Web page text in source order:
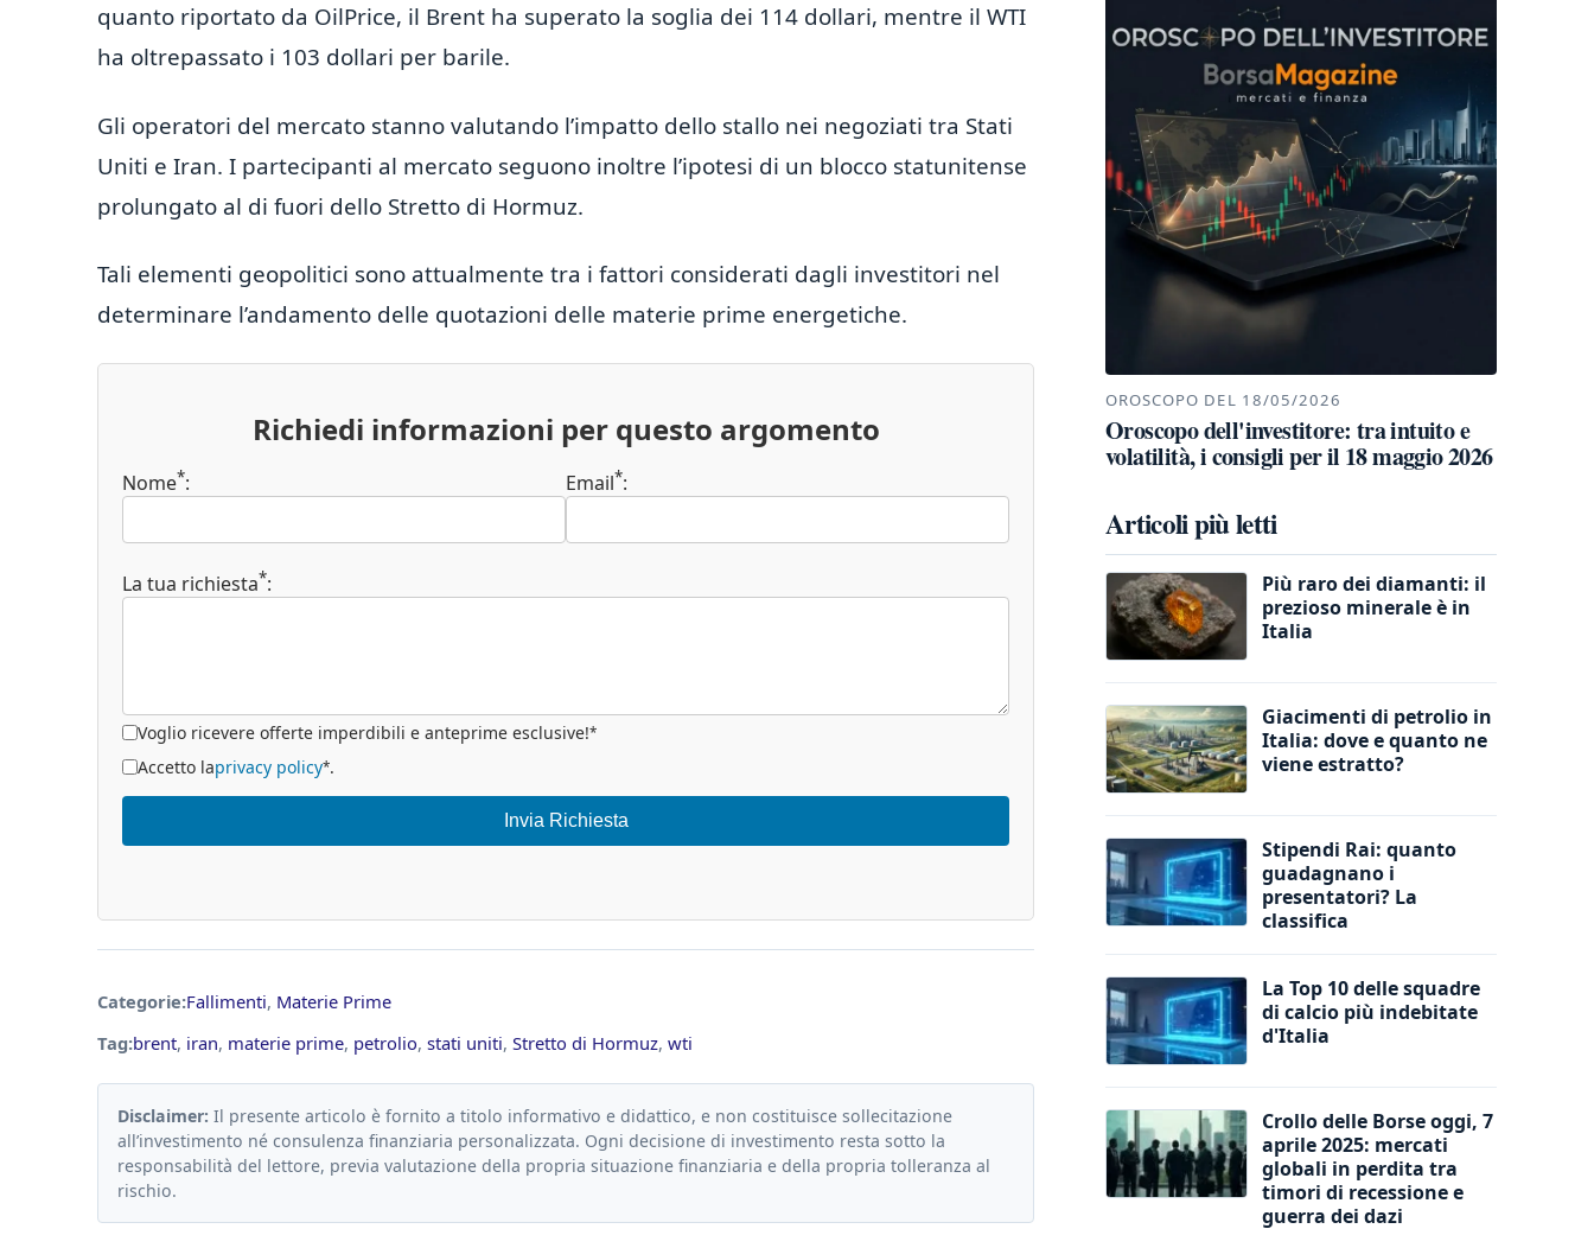
quanto riportato da OilPrice, il Brent ha superato la soglia dei 114 dollari, mentre il WTI
ha oltrepassato i 103 dollari per barile.
Gli operatori del mercato stanno valutando l’impatto dello stallo nei negoziati tra Stati
Uniti e Iran. I partecipanti al mercato seguono inoltre l’ipotesi di un blocco statunitense
prolungato al di fuori dello Stretto di Hormuz.
Tali elementi geopolitici sono attualmente tra i fattori considerati dagli investitori nel
determinare l’andamento delle quotazioni delle materie prime energetiche.
Richiedi informazioni per questo argomento
Nome*: Email*:
La tua richiesta*:
Voglio ricevere offerte imperdibili e anteprime esclusive!*
Accetto laprivacy policy*.
Invia Richiesta
Categorie:Fallimenti, Materie Prime
Tag:brent, iran, materie prime, petrolio, stati uniti, Stretto di Hormuz, wti
Disclaimer: Il presente articolo è fornito a titolo informativo e didattico, e non costituisce sollecitazione
all’investimento né consulenza finanziaria personalizzata. Ogni decisione di investimento resta sotto la
responsabilità del lettore, previa valutazione della propria situazione finanziaria e della propria tolleranza al
rischio.
OROSCOPO DEL 18/05/2026
Oroscopo dell'investitore: tra intuito e
volatilità, i consigli per il 18 maggio 2026
Articoli più letti
Più raro dei diamanti: il
prezioso minerale è in
Italia
Giacimenti di petrolio in
Italia: dove e quanto ne
viene estratto?
Stipendi Rai: quanto
guadagnano i
presentatori? La
classifica
La Top 10 delle squadre
di calcio più indebitate
d'Italia
Crollo delle Borse oggi, 7
aprile 2025: mercati
globali in perdita tra
timori di recessione e
guerra dei dazi